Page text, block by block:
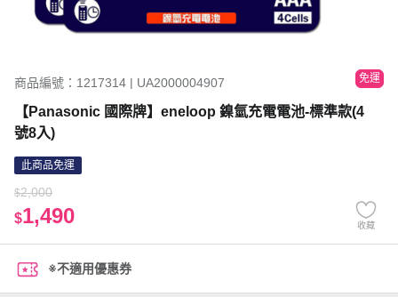
商品編號：1217314 | UA2000004907 免運
【Panasonic 國際牌】eneloop 鎳氫充電電池-標準款(4
號8入)
此商品免運
$2,000
$1,490 收藏
※不適用優惠券